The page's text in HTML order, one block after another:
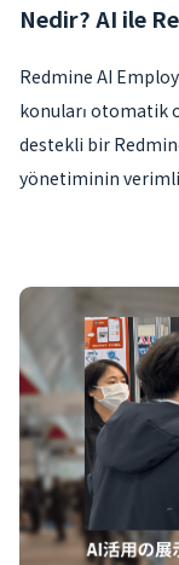
Nedir? AI ile
Redmine AI
konuları otomatik
destekli bir
yönetiminin